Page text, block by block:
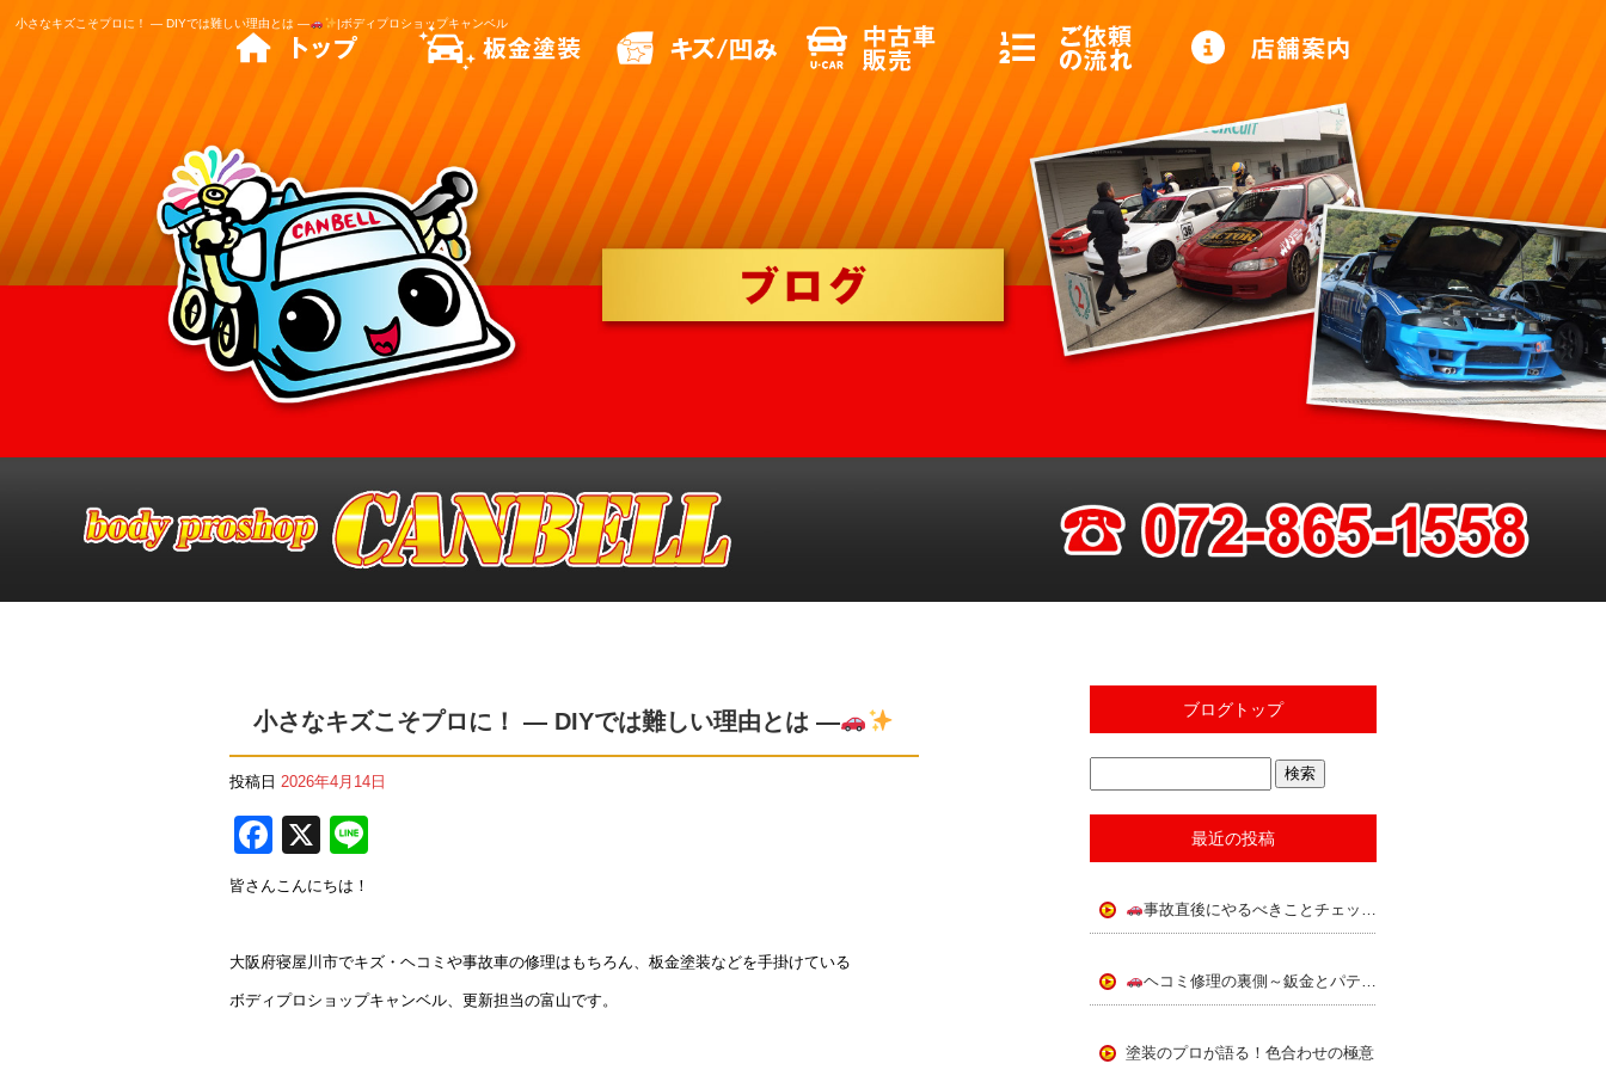
小さなキズこそプロに！ ― DIYでは難しい理由とは ― |ボディプロショップキャンベル
小さなキズこそプロに！ ― DIYでは難しい理由とは ―
投稿日 2026年4月14日
F
a
e
b
X
皆さんこんにちは！
大阪府寝屋川市でキズ・ヘコミや事故車の修理はもちろん、板金塗装などを手掛けている
ボディプロショップキャンベル、更新担当の富山です。
ブログトップ
最近の投稿
事故直後にやるべきことチェックリスト
ヘコミ修理の裏側～鈑金とパテの使い分け～
塗装のプロが語る！色合わせの極意